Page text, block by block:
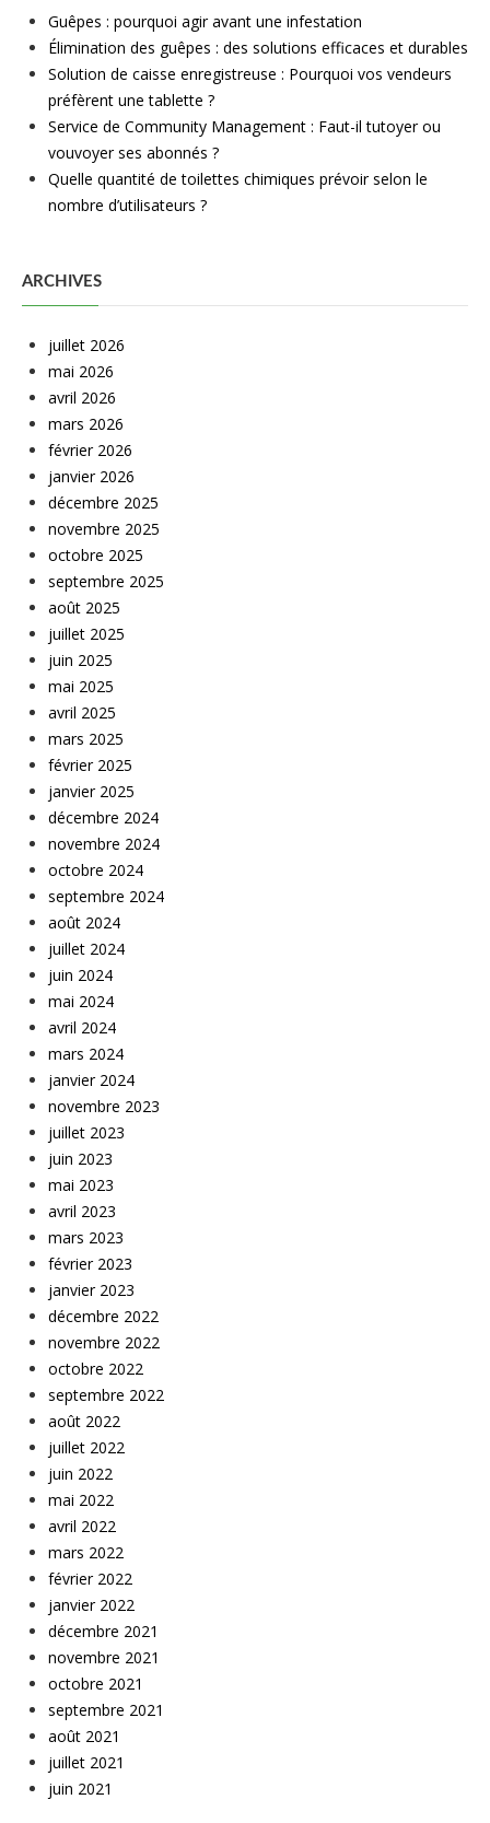
Guêpes : pourquoi agir avant une infestation
Élimination des guêpes : des solutions efficaces et durables
Solution de caisse enregistreuse : Pourquoi vos vendeurs
préfèrent une tablette ?
Service de Community Management : Faut-il tutoyer ou
vouvoyer ses abonnés ?
Quelle quantité de toilettes chimiques prévoir selon le
nombre d’utilisateurs ?
ARCHIVES
juillet 2026
mai 2026
avril 2026
mars 2026
février 2026
janvier 2026
décembre 2025
novembre 2025
octobre 2025
septembre 2025
août 2025
juillet 2025
juin 2025
mai 2025
avril 2025
mars 2025
février 2025
janvier 2025
décembre 2024
novembre 2024
octobre 2024
septembre 2024
août 2024
juillet 2024
juin 2024
mai 2024
avril 2024
mars 2024
janvier 2024
novembre 2023
juillet 2023
juin 2023
mai 2023
avril 2023
mars 2023
février 2023
janvier 2023
décembre 2022
novembre 2022
octobre 2022
septembre 2022
août 2022
juillet 2022
juin 2022
mai 2022
avril 2022
mars 2022
février 2022
janvier 2022
décembre 2021
novembre 2021
octobre 2021
septembre 2021
août 2021
juillet 2021
juin 2021